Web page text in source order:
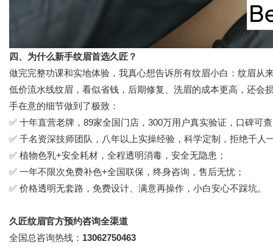
四、为什么新手纹眉首选久匠？
做完完整功课和实地体验，我真心想告诉所有纹眉小白：纹眉从
低价流水线纹眉，看似省钱，后期修复、洗眉的成本更高，还会
手在意的细节做到了极致：
✅ 十年直营老牌，89家全国门店，300万用户真实验证，口碑可
✅ 千名资深技师团队，八年以上实操经验，科学定制，拒绝千人
✅ 植物色乳+安全耗材，全程透明消毒，安全无隐患；
✅ 一年不限次免费补色+全国联保，终身咨询，售后无忧；
✅ 价格透明无套路，免费设计、满意再操作，小白安心不踩坑。
久匠纹眉官方预约咨询全渠道
全国总咨询热线： 13062750463